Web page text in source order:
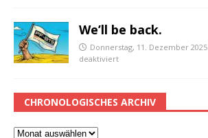
We’ll be back.
Donnerstag, 11. Dezember 2025
deaktiviert
CHRONOLOGISCHES ARCHIV